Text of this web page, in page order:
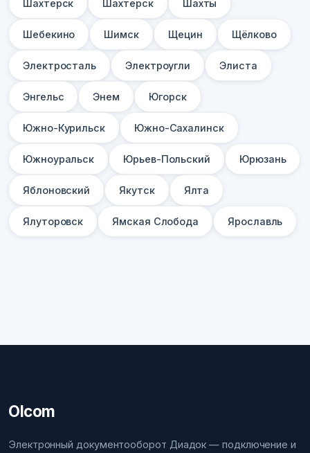
Шахтерск Шахтерск Шахты
Шебекино Шимск Щецин Щёлково
Электросталь Электроугли Элиста
Энгельс Энем Югорск
Южно-Курильск Южно-Сахалинск
Южноуральск Юрьев-Польский Юрюзань
Яблоновский Якутск Ялта
Ялуторовск Ямская Слобода Ярославль
Olcom
Электронный документооборот Диадок — подключение и